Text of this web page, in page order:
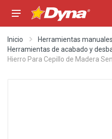
Inicio
Herramientas manuales
Herramientas de acabado y
Hierro Para Cepillo de Madera